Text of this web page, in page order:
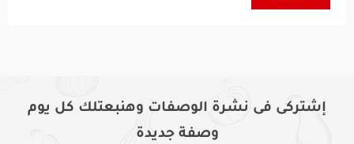
إشتركى فى نشرة الوصفات وهنبعتلك كل يوم
وصفة جديدة